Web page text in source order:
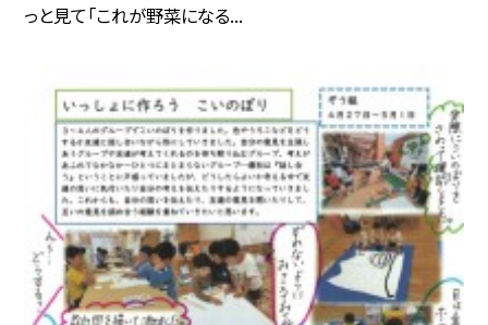
っと見て「これが野菜になる...